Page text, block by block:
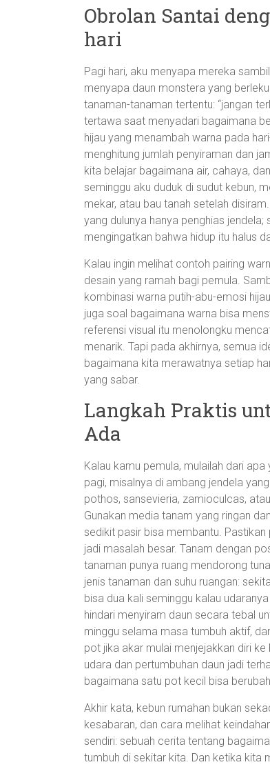
Obrolan Santai
hari
Pagi hari, aku menyapa mereka
menyapa daun monstera yang
tanaman-tanaman tertentu: “jangan
tertawa saat menyadari bagaimana
hijau yang menambah warna pada
menghitung jumlah penyiraman dan
kita belajar bagaimana air, cahaya,
seminggu aku duduk di sudut kebun,
mekar, atau bau tanah setelah
yang dulunya hanya penghias
mengingatkan bahwa hidup itu halus
Kalau ingin melihat contoh pairing
desain yang ramah bagi pemula.
kombinasi warna putih-abu-emosi
juga soal bagaimana warna bisa
referensi visual itu menolongku
menarik. Tapi pada akhirnya, semua
bagaimana kita merawatnya setiap
yang sabar.
Langkah Praktis
Ada
Kalau kamu pemula, mulailah dari
pagi, misalnya di ambang jendela
pothos, sansevieria, zamioculcas,
Gunakan media tanam yang ringan
sedikit pasir bisa membantu.
jadi masalah besar. Tanam dengan
tanaman punya ruang mendorong
jenis tanaman dan suhu ruangan:
bisa dua kali seminggu kalau
hindari menyiram daun secara tebal
minggu selama masa tumbuh aktif,
pot jika akar mulai menjejakkan diri
udara dan pertumbuhan daun jadi
bagaimana satu pot kecil bisa
Akhir kata, kebun rumahan bukan
kesabaran, dan cara melihat
sendiri: sebuah cerita tentang
tumbuh di sekitar kita. Dan ketika kita